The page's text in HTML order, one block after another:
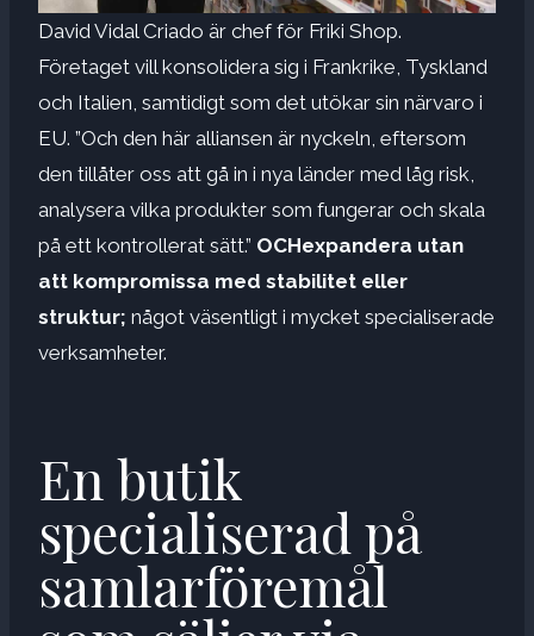
David Vidal Criado är chef för Friki Shop.
Företaget vill konsolidera sig i Frankrike, Tyskland
och Italien, samtidigt som det utökar sin närvaro i
EU. ”Och den här alliansen är nyckeln, eftersom
den tillåter oss att gå in i nya länder med låg risk,
analysera vilka produkter som fungerar och skala
på ett kontrollerat sätt.” OCHexpandera utan
att kompromissa med stabilitet eller
struktur; något väsentligt i mycket specialiserade
verksamheter.
En butik
specialiserad på
samlarföremål